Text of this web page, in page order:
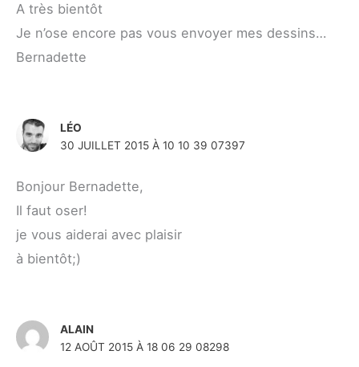
A très bientôt
Je n’ose encore pas vous envoyer mes dessins…
Bernadette
LÉO
30 JUILLET 2015 À 10 10 39 07397
Bonjour Bernadette,
Il faut oser!
je vous aiderai avec plaisir
à bientôt;)
ALAIN
12 AOÛT 2015 À 18 06 29 08298